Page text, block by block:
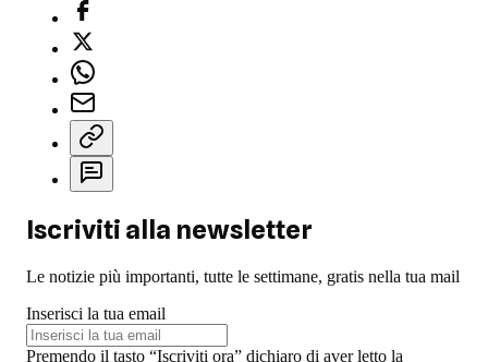
Iscriviti alla newsletter
Le notizie più importanti, tutte le settimane, gratis nella tua mail
Inserisci la tua email
Premendo il tasto “Iscriviti ora” dichiaro di aver letto la